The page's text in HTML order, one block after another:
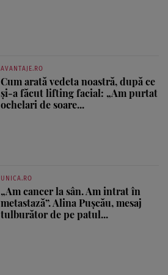
AVANTAJE.RO
Cum arată vedeta noastră, după ce
și-a făcut lifting facial: „Am purtat
ochelari de soare...
UNICA.RO
„Am cancer la sân. Am intrat în
metastază”. Alina Pușcău, mesaj
tulburător de pe patul...